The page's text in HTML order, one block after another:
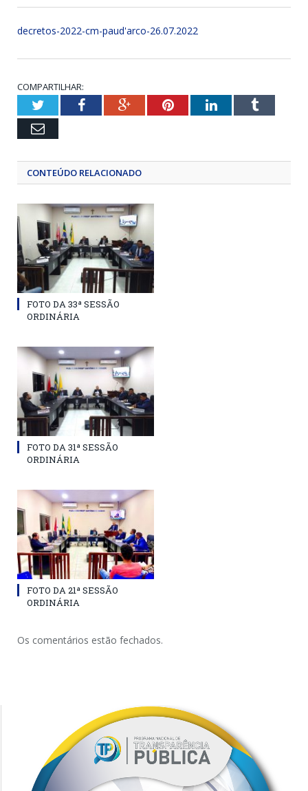
decretos-2022-cm-paud'arco-26.07.2022
COMPARTILHAR:
TwitterFacebookGoogle+PinterestLinkedInTumblr
Email
CONTEÚDO RELACIONADO
FOTO DA 33ª SESSÃO
ORDINÁRIA
FOTO DA 31ª SESSÃO
ORDINÁRIA
FOTO DA 21ª SESSÃO
ORDINÁRIA
Os comentários estão fechados.